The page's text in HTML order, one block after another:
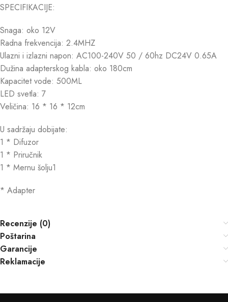
SPECIFIKACIJE:
Snaga: oko 12V
Radna frekvencija: 2.4MHZ
Ulazni i izlazni napon: AC100-240V 50 / 60hz DC24V 0.65A
Dužina adapterskog kabla: oko 180cm
Kapacitet vode: 500ML
LED svetla: 7
Veličina: 16 * 16 * 12cm
U sadržaju dobijate:
1 * Difuzor
1 * Priručnik
1 * Mernu šolju1
* Adapter
Recenzije (0)
Poštarina
Garancije
Reklamacije